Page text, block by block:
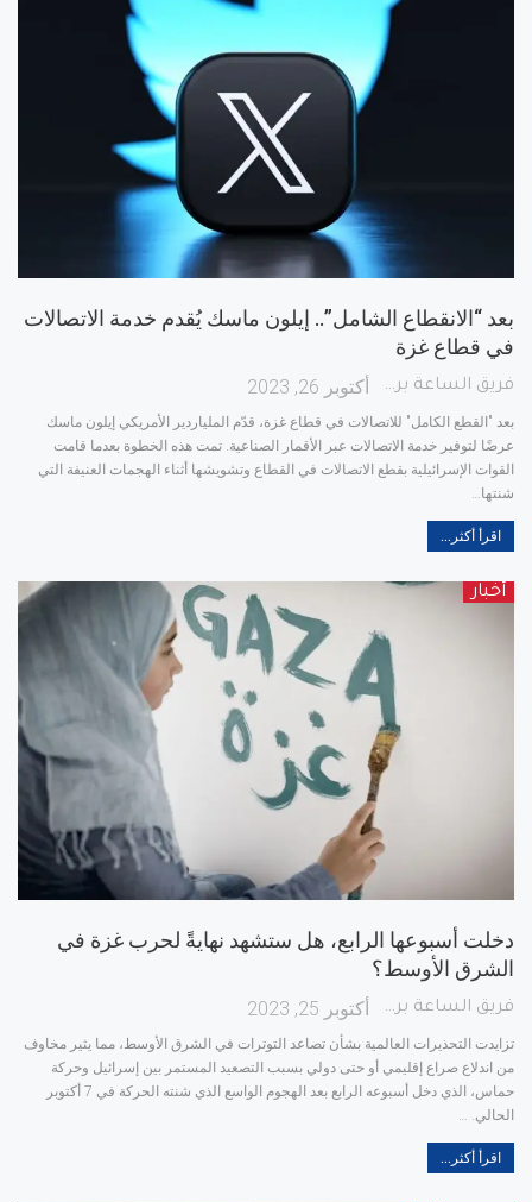
بعد “الانقطاع الشامل”.. إيلون ماسك يُقدم خدمة الاتصالات
في قطاع غزة
فريق الساعة برس أكتوبر 26, 2023
بعد "القطع الكامل" للاتصالات في قطاع غزة، قدّم الملياردير الأمريكي إيلون ماسك
عرضًا لتوفير خدمة الاتصالات عبر الأقمار الصناعية. تمت هذه الخطوة بعدما قامت
القوات الإسرائيلية بقطع الاتصالات في القطاع وتشويشها أثناء الهجمات العنيفة التي
شنتها…
اقرأ أكثر...
أخبار
دخلت أسبوعها الرابع، هل ستشهد نهايةً لحرب غزة في
الشرق الأوسط؟
فريق الساعة برس أكتوبر 25, 2023
تزايدت التحذيرات العالمية بشأن تصاعد التوترات في الشرق الأوسط، مما يثير مخاوف
من اندلاع صراع إقليمي أو حتى دولي بسبب التصعيد المستمر بين إسرائيل وحركة
حماس، الذي دخل أسبوعه الرابع بعد الهجوم الواسع الذي شنته الحركة في 7 أكتوبر
الحالي.
اقرأ أكثر...